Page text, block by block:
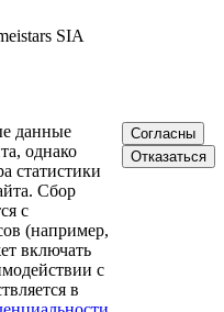
SIA
данные
однако
статистики
Сбор
с
(например,
включать
с
в
Согласны
Отказаться